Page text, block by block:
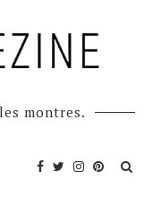
montres.